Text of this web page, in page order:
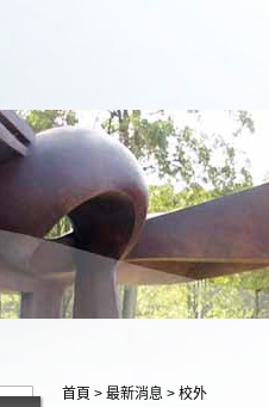
首頁 > 最新消息 > 校外